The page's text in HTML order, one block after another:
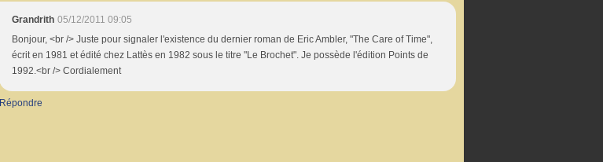
Grandrith 05/12/2011 09:05
Bonjour, <br /> Juste pour signaler l'existence du dernier roman de Eric Ambler, "The Care of Time",
écrit en 1981 et édité chez Lattès en 1982 sous le titre "Le Brochet". Je possède l'édition Points de
1992.<br /> Cordialement
Répondre